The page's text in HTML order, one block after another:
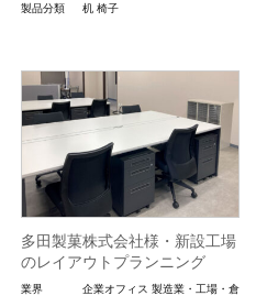
製品分類
机 椅子
多田製菓株式会社様・新設工場
のレイアウトプランニング
業界 企業オフィス 製造業・工場・倉